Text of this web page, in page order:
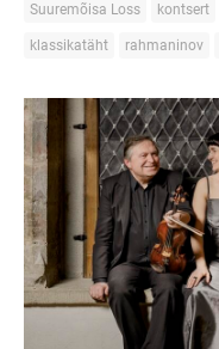
Suuremõisa Loss kontsert
klassikatäht rahmaninov